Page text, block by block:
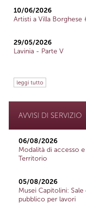
10/06/2026
Artisti a Villa Borghese
29/05/2026
Lavinia - Parte V
leggi tutto
AVVISI DI SERVIZIO
06/08/2026
Modalità di accesso
Territorio
05/08/2026
Musei Capitolini:
pubblico per lavori